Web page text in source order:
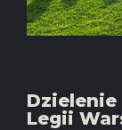
Legii